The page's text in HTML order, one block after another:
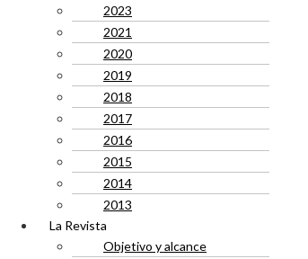
2023
2021
2020
2019
2018
2017
2016
2015
2014
2013
La Revista
Objetivo y alcance